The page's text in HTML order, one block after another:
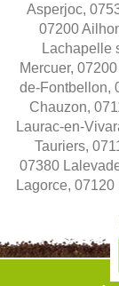
Asperjoc,
07200
Lachapelle
Mercuer,
de-Fontbellon,
Chauzon,
Laurac-en-
Tauriers,
07380
Lagorce,